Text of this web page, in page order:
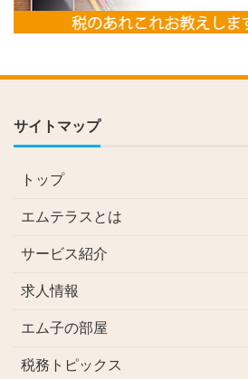
サイトマップ
トップ
エムテラスとは
サービス紹介
求人情報
エム子の部屋
税務トピックス